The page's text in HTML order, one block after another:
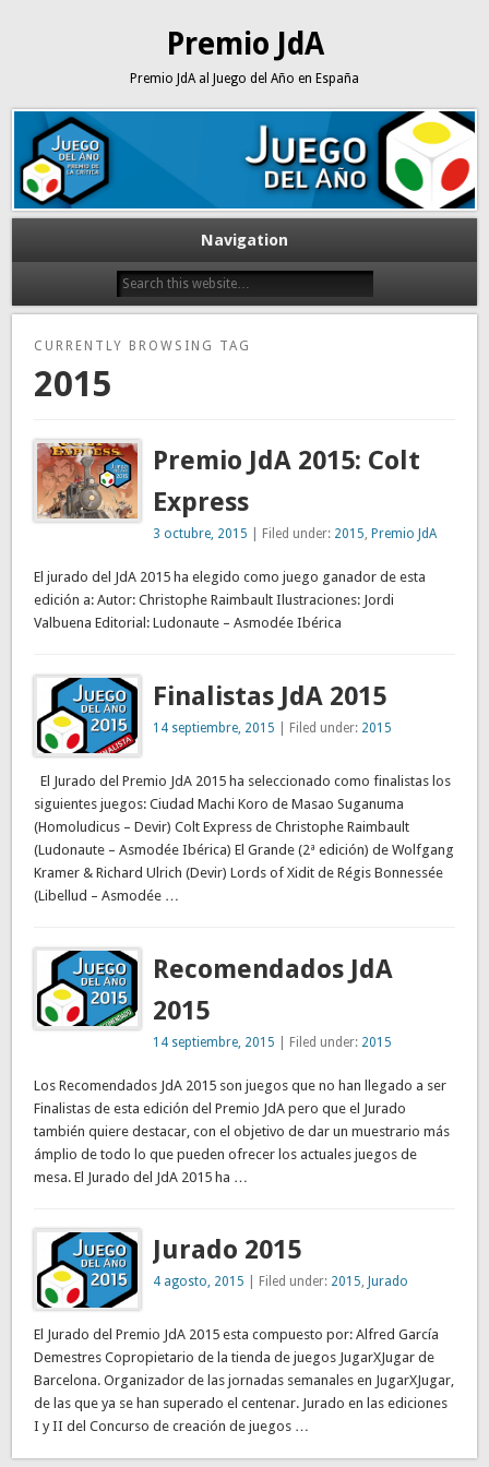
Premio JdA
Premio JdA al Juego del Año en España
Navigation
CURRENTLY BROWSING TAG
2015
Premio JdA 2015: Colt
Express
3 octubre, 2015 | Filed under: 2015, Premio JdA
El jurado del JdA 2015 ha elegido como juego ganador de esta
edición a: Autor: Christophe Raimbault Ilustraciones: Jordi
Valbuena Editorial: Ludonaute – Asmodée Ibérica
Finalistas JdA 2015
14 septiembre, 2015 | Filed under: 2015
El Jurado del Premio JdA 2015 ha seleccionado como finalistas los
siguientes juegos: Ciudad Machi Koro de Masao Suganuma
(Homoludicus – Devir) Colt Express de Christophe Raimbault
(Ludonaute – Asmodée Ibérica) El Grande (2ª edición) de Wolfgang
Kramer & Richard Ulrich (Devir) Lords of Xidit de Régis Bonnessée
(Libellud – Asmodée …
Recomendados JdA
2015
14 septiembre, 2015 | Filed under: 2015
Los Recomendados JdA 2015 son juegos que no han llegado a ser
Finalistas de esta edición del Premio JdA pero que el Jurado
también quiere destacar, con el objetivo de dar un muestrario más
ámplio de todo lo que pueden ofrecer los actuales juegos de
mesa. El Jurado del JdA 2015 ha …
Jurado 2015
4 agosto, 2015 | Filed under: 2015, Jurado
El Jurado del Premio JdA 2015 esta compuesto por: Alfred García
Demestres Copropietario de la tienda de juegos JugarXJugar de
Barcelona. Organizador de las jornadas semanales en JugarXJugar,
de las que ya se han superado el centenar. Jurado en las ediciones
I y II del Concurso de creación de juegos …